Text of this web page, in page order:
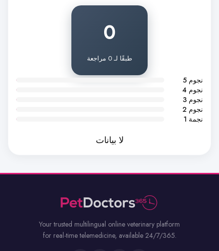
0
طبقًا لـ 0 مراجعة
5 نجوم
4 نجوم
3 نجوم
2 نجوم
1 نجمة
لا بيانات
Your trusted multilingual online veterinary platform
for real-time telemedicine, available 24/7/365.